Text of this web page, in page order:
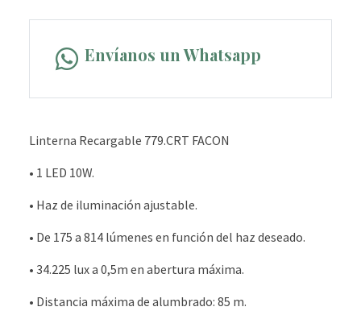
Envíanos un Whatsapp
Linterna Recargable 779.CRT FACON
• 1 LED 10W.
• Haz de iluminación ajustable.
• De 175 a 814 lúmenes en función del haz deseado.
• 34.225 lux a 0,5m en abertura máxima.
• Distancia máxima de alumbrado: 85 m.